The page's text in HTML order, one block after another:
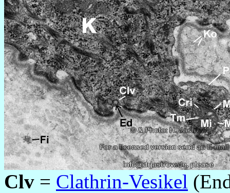
Clv = Clathrin-Vesikel